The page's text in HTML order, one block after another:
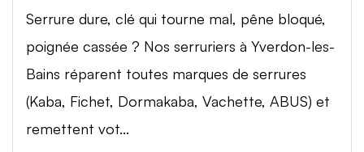
Serrure dure, clé qui tourne mal, pêne bloqué,
poignée cassée ? Nos serruriers à Yverdon-les-
Bains réparent toutes marques de serrures
(Kaba, Fichet, Dormakaba, Vachette, ABUS) et
remettent vot...